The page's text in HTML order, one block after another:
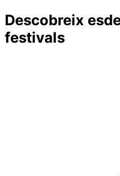
Descobreix
festivals